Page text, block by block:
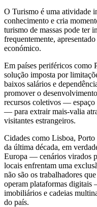
O Turismo é uma atividade
conhecimento e cria
turismo de massas pode ter
frequentemente,
económico.
Em países periféricos como
solução imposta por
baixos salários e
promover o
recursos coletivos —
— para extrair mais-valia
visitantes estrangeiros.
Cidades como Lisboa,
da última década, em
Europa — cenários virados
locais enfrentam uma
não são os trabalhadores
operam plataformas
imobiliários e cadeias
do país.